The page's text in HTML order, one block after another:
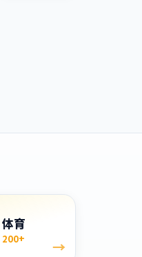
体育
200+ →